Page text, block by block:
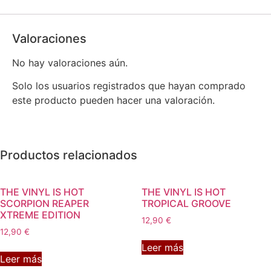
Valoraciones
No hay valoraciones aún.
Solo los usuarios registrados que hayan comprado
este producto pueden hacer una valoración.
Productos relacionados
THE VINYL IS HOT
SCORPION REAPER
XTREME EDITION
12,90 €
Leer más
THE VINYL IS HOT
TROPICAL GROOVE
12,90 €
Leer más